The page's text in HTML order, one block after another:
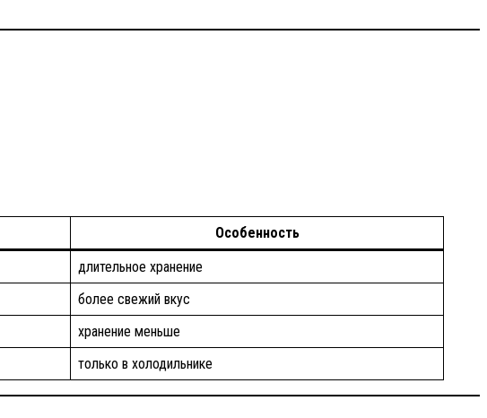
Особенность
длительное хранение
более свежий вкус
хранение меньше
только в холодильнике